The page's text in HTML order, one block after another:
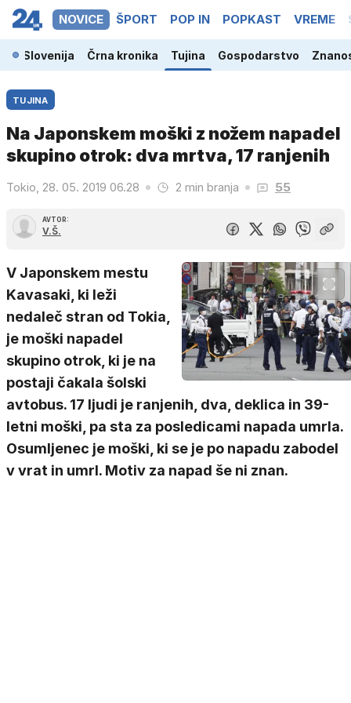
NOVICE ŠPORT POP IN POPKAST VREME
Slovenija Črna kronika Tujina Gospodarstvo
TUJINA
Na Japonskem moški z nožem napadel
skupino otrok: dva mrtva, 17 ranjenih
Tokio, 28. 05. 2019 06.28 2 min branja 55
AVTOR:
V.Š.
V Japonskem mestu
Kavasaki, ki leži
nedaleč stran od Tokia,
je moški napadel
skupino otrok, ki je na
postaji čakala šolski
avtobus. 17 ljudi je ranjenih, dva, deklica in 39-
letni moški, pa sta za posledicami napada umrla.
Osumljenec je moški, ki se je po napadu zabodel
v vrat in umrl. Motiv za napad še ni znan.